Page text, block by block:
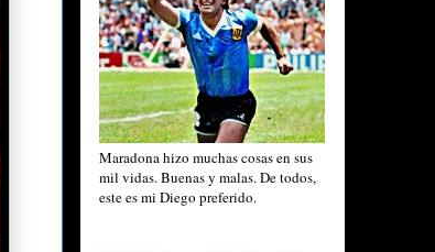
Maradona hizo muchas cosas en sus
mil vidas. Buenas y malas. De todos,
este es mi Diego preferido.